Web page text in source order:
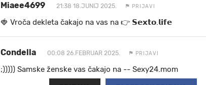
Miaee4699 21:38 18.JUNIJ 2025. PRIJAVI
🍓 V r o č a d e k l e t a ča k a jo na va s n a 👉 𝗦𝗲𝘅𝘁𝗼.𝗹𝗶𝗳𝗲
Condella 00:08 26.FEBRUAR 2025. PRIJAVI
;))))) Samske ženske vas čakajo na -- Sexy24.mom